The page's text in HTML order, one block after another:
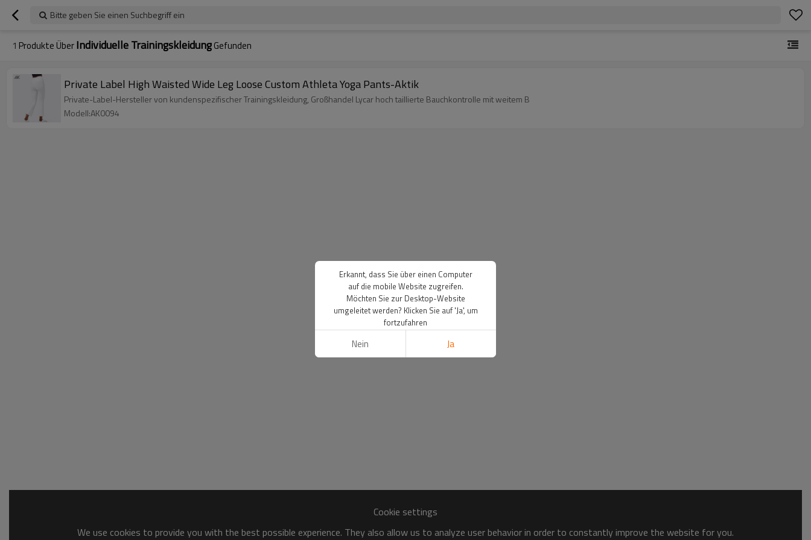
Bitte geben Sie einen Suchbegriff ein
1 Produkte ÜberIndividuelle TrainingskleidungGefunden
Private Label High Waisted Wide Leg Loose Custom Athleta Yoga Pants-Aktik
Private-Label-Hersteller von kundenspezifischer Trainingskleidung, Großhandel Lycar hoch taillierte Bauchkontrolle mit weitem B
Modell:AK0094
Cookie settings
We use cookies to provide you with the best possible experience. They also allow us to analyze user behavior in order to constantly improve the website for you.
Erkannt, dass Sie über einen Computer
auf die mobile Website zugreifen.
Möchten Sie zur Desktop-Website
umgeleitet werden? Klicken Sie auf 'Ja', um
fortzufahren
Nein Ja